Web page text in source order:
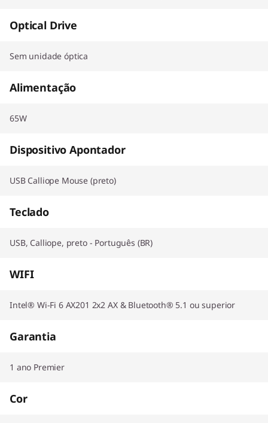
Optical Drive
Sem unidade óptica
Alimentação
65W
Dispositivo Apontador
USB Calliope Mouse (preto)
Teclado
USB, Calliope, preto - Português (BR)
WIFI
Intel® Wi-Fi 6 AX201 2x2 AX & Bluetooth® 5.1 ou superior
Garantia
1 ano Premier
Cor